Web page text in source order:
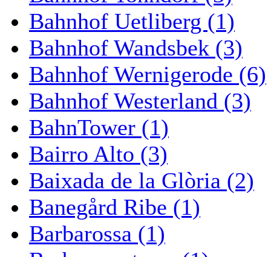
Bahnhof Uetliberg (1)
Bahnhof Wandsbek (3)
Bahnhof Wernigerode (6)
Bahnhof Westerland (3)
BahnTower (1)
Bairro Alto (3)
Baixada de la Glòria (2)
Banegård Ribe (1)
Barbarossa (1)